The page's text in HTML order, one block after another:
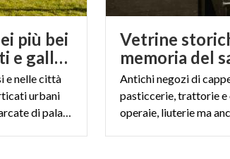
più bei
portici, porticati e gallerie in Lombardia
e nelle città
urbani
ottocenteschi, eleganti arcate di palazzi rinascimentali, gallerie medievali trasformate in mercati all’aperto.
Vetrine
Antichi negozi di
pasticcerie, trattorie